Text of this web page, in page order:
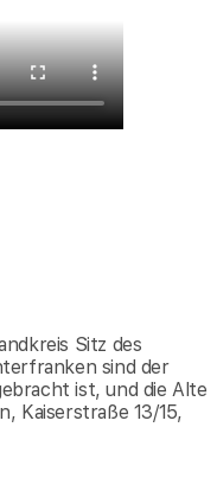
Sitz des
sind der
ist, und die Alte
Kaiserstraße 13/15,